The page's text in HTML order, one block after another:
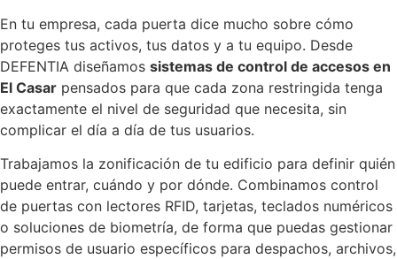
En tu empresa, cada puerta dice mucho sobre cómo
proteges tus activos, tus datos y a tu equipo. Desde
DEFENTIA diseñamos sistemas de control de accesos en
El Casar pensados para que cada zona restringida tenga
exactamente el nivel de seguridad que necesita, sin
complicar el día a día de tus usuarios.
Trabajamos la zonificación de tu edificio para definir quién
puede entrar, cuándo y por dónde. Combinamos control
de puertas con lectores RFID, tarjetas, teclados numéricos
o soluciones de biometría, de forma que puedas gestionar
permisos de usuario específicos para despachos, archivos,